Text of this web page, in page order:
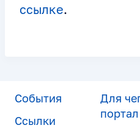
ссылке.
События
Ссылки
Для
портал